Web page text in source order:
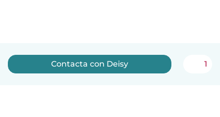
Contacta con Deisy 1